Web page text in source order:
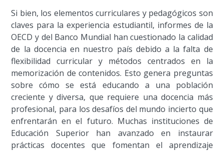
Si bien, los elementos curriculares y pedagógicos son
claves para la experiencia estudiantil, informes de la
OECD y del Banco Mundial han cuestionado la calidad
de la docencia en nuestro país debido a la falta de
flexibilidad curricular y métodos centrados en la
memorización de contenidos. Esto genera preguntas
sobre cómo se está educando a una población
creciente y diversa, que requiere una docencia más
profesional, para los desafíos del mundo incierto que
enfrentarán en el futuro. Muchas instituciones de
Educación Superior han avanzado en instaurar
prácticas docentes que fomentan el aprendizaje